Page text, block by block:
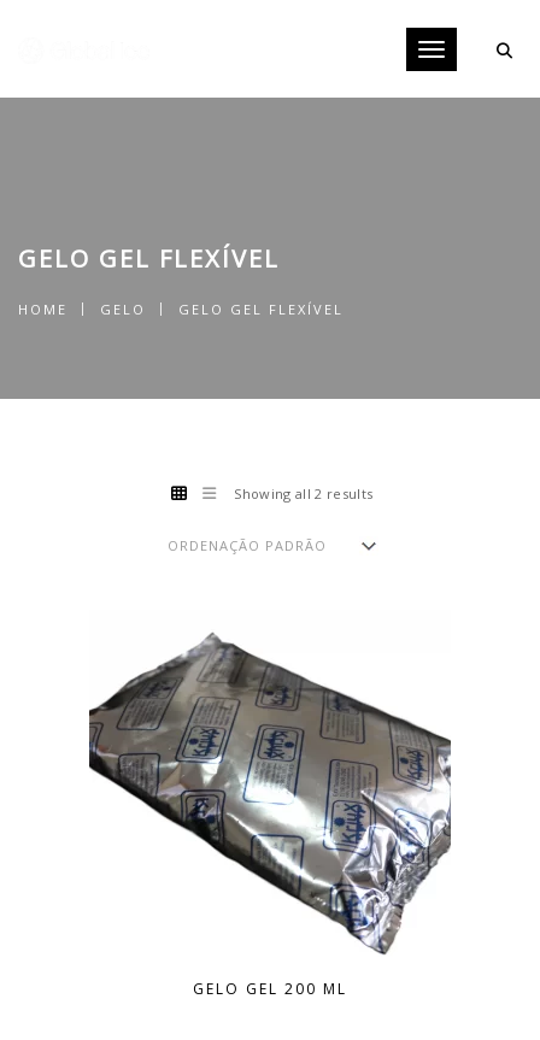
Toggle
GELO GEL FLEXÍVEL
HOME GELO GELO GEL FLEXÍVEL
Showing all 2 results
GELO GEL 200 ML